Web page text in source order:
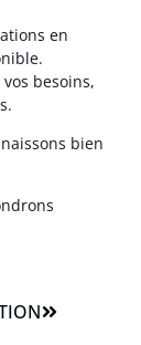
en
besoins,
bien